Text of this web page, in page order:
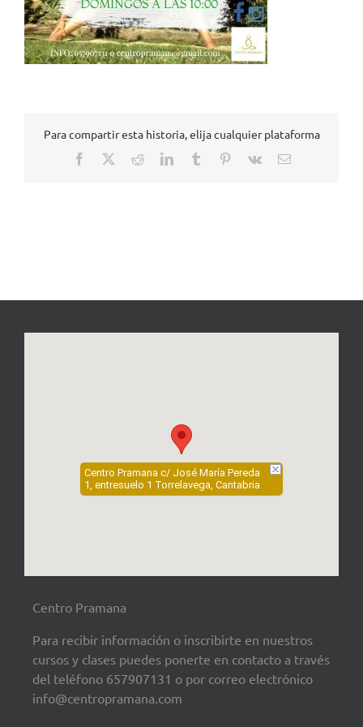
Para compartir esta historia, elija cualquier plataforma
Facebook RedditLinkedInTumblr Pinterest
Vk
Correo
Centro Pramana c/ José María Pereda
1, entresuelo 1 Torrelavega, Cantabria
Centro Pramana
Para recibir información o inscribirte en nuestros
cursos y clases puedes ponerte en contacto a través
del teléfono 657907131 o por correo electrónico
info@centropramana.com